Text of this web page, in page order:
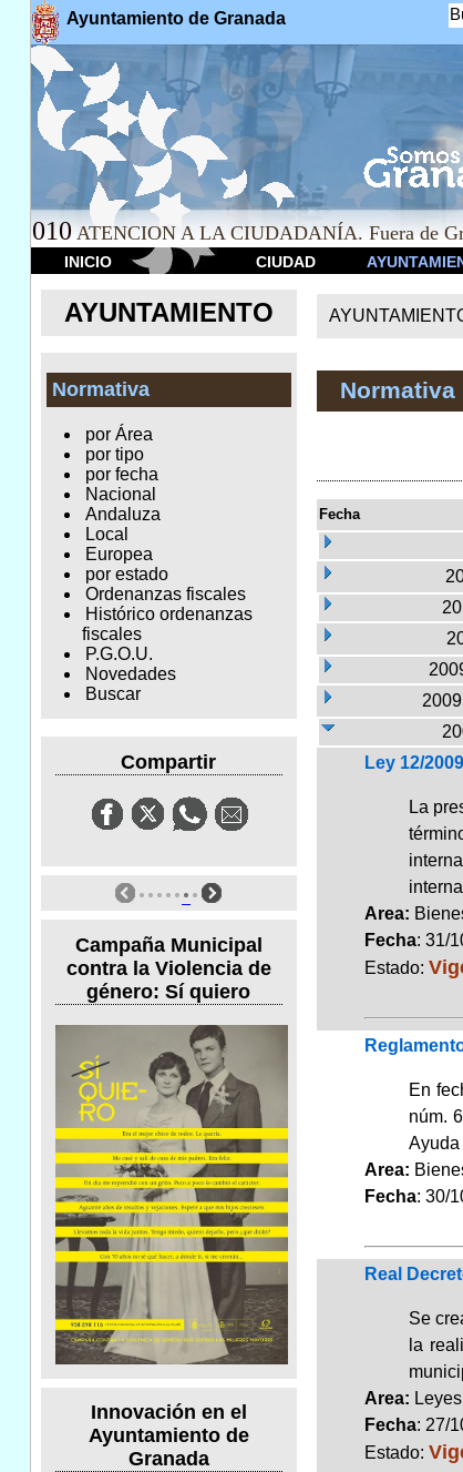
Ayuntamiento de Granada
010 ATENCION A LA CIUDADANÍA. Fuera de
INICIO CIUDAD
AYUNTAMIENTO
Normativa
por Área
por tipo
por fecha
Nacional
Andaluza
Local
Europea
por estado
Ordenanzas fiscales
Histórico ordenanzas
fiscales
P.G.O.U.
Novedades
Buscar
Compartir
Campaña Municipal
contra la Violencia de
género: Sí quiero
Innovación en el
Ayuntamiento de
Granada
Normativa
Fecha
Ley 12/
La
Area:
Fecha: 31/
Estado:
En
núm.
Ayuda
Area:
Fecha: 30/
Real
Se
la
Area:
Fecha: 27/
Estado: